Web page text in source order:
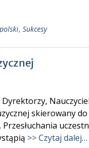
, Sukcesy
skierowany
>> Czytaj dalej…